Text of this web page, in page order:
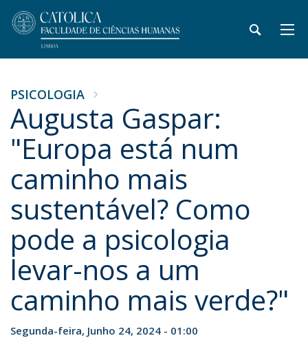
PSICOLOGIA
Augusta Gaspar:
"Europa está num
caminho mais
sustentável? Como
pode a psicologia
levar-nos a um
caminho mais verde?"
Segunda-feira, Junho 24, 2024 - 01:00